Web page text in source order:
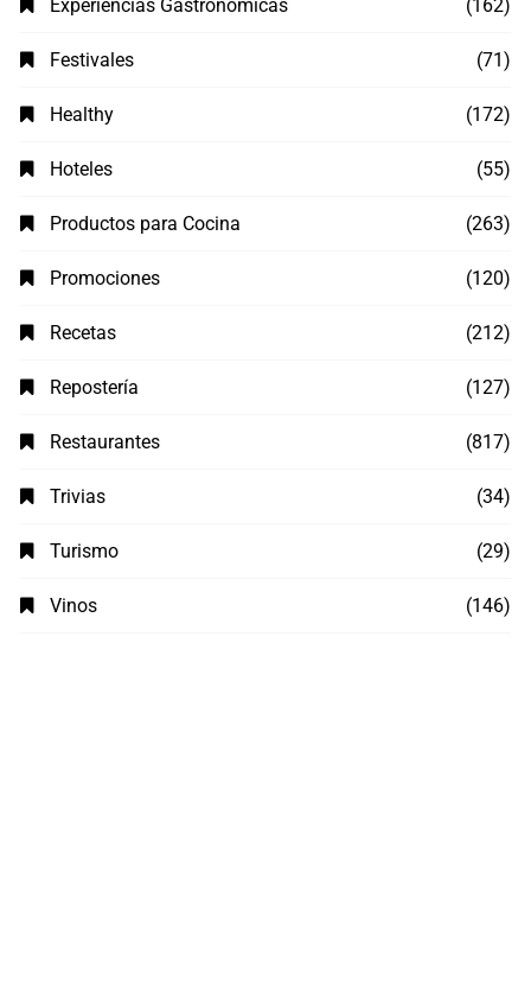
Experiencias Gastronómicas (162)
Festivales (71)
Healthy (172)
Hoteles (55)
Productos para Cocina (263)
Promociones (120)
Recetas (212)
Repostería (127)
Restaurantes (817)
Trivias (34)
Turismo (29)
Vinos (146)